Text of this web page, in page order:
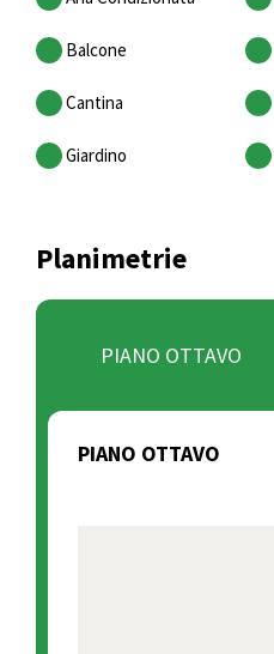
Balcone
Cantina
Giardino
Planimetrie
PIANO OTTAVO
PIANO OTTAVO